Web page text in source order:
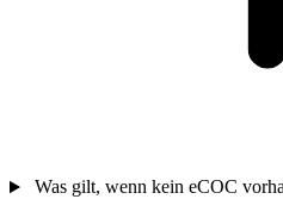
Was gilt, wenn kein eCOC